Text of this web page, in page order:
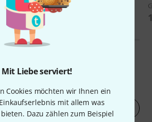
Mit Liebe serviert!
Cookies möchten wir Ihnen ein
mit allem was
Dazu zählen zum Beispiel
BK Thomann
79 €
4.6/ 5 Jetzt bewerten